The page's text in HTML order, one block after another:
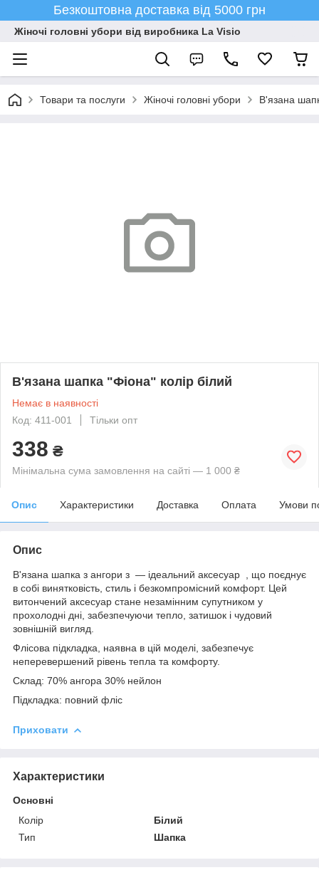
Безкоштовна доставка від 5000 грн
Жіночі головні убори від виробника La Visio
Товари та послуги Жіночі головні убори В'язана
В'язана шапка "Фіона" колір білий
Немає в наявності
Код: 411-001
Тільки опт
338 ₴
Мінімальна сума замовлення на сайті — 1 000 ₴
Опис Характеристики Доставка Оплата Умови
Опис
В'язана шапка з ангори з — ідеальний аксесуар , що поєднує
в собі винятковість, стиль і безкомпромісний комфорт. Цей
витончений аксесуар стане незамінним супутником у
прохолодні дні, забезпечуючи тепло, затишок і чудовий
зовнішній вигляд.
Флісова підкладка, наявна в цій моделі, забезпечує
неперевершений рівень тепла та комфорту.
Склад: 70% ангора 30% нейлон
Підкладка: повний фліс
Приховати
Характеристики
Основні
Колір
Білий
Тип
Шапка